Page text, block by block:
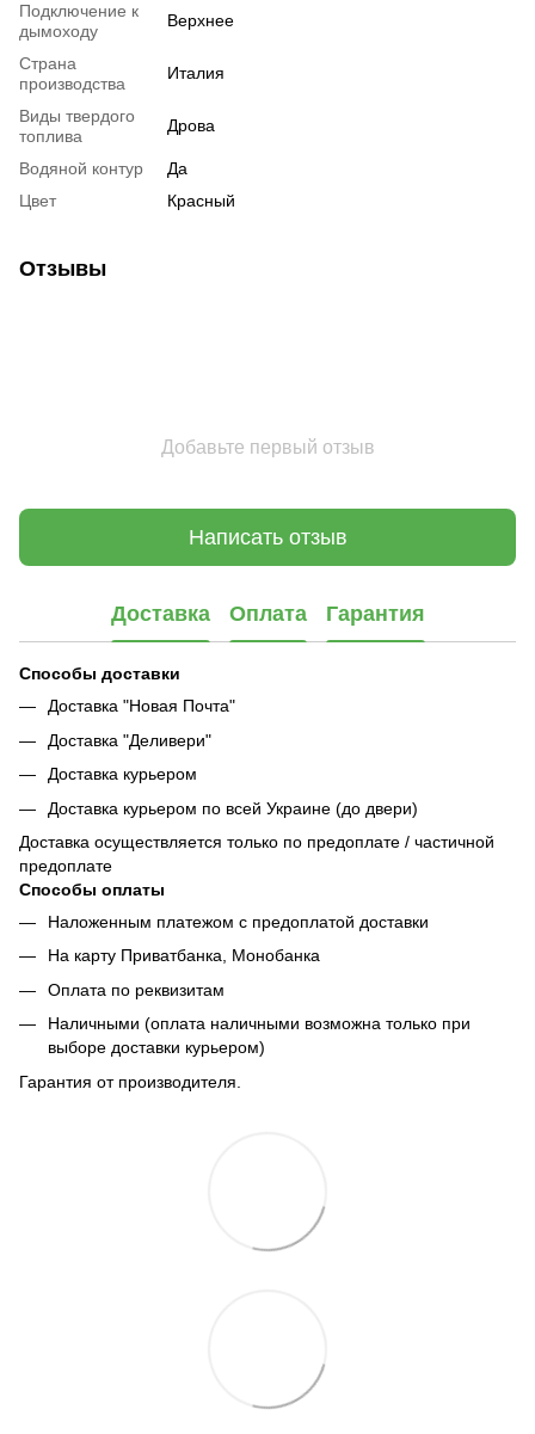
Подключение к
дымоходу
Верхнее
Страна
производства
Италия
Виды твердого
топлива
Дрова
Водяной контур
Да
Цвет
Красный
Отзывы
Добавьте первый отзыв
Написать отзыв
Доставка Оплата Гарантия
Способы доставки
Доставка "Новая Почта"
Доставка "Деливери"
Доставка курьером
Доставка курьером по всей Украине (до двери)
Доставка осуществляется только по предоплате / частичной
предоплате
Способы оплаты
Наложенным платежом с предоплатой доставки
На карту Приватбанка, Монобанка
Оплата по реквизитам
Наличными (оплата наличными возможна только при
выборе доставки курьером)
Гарантия от производителя.